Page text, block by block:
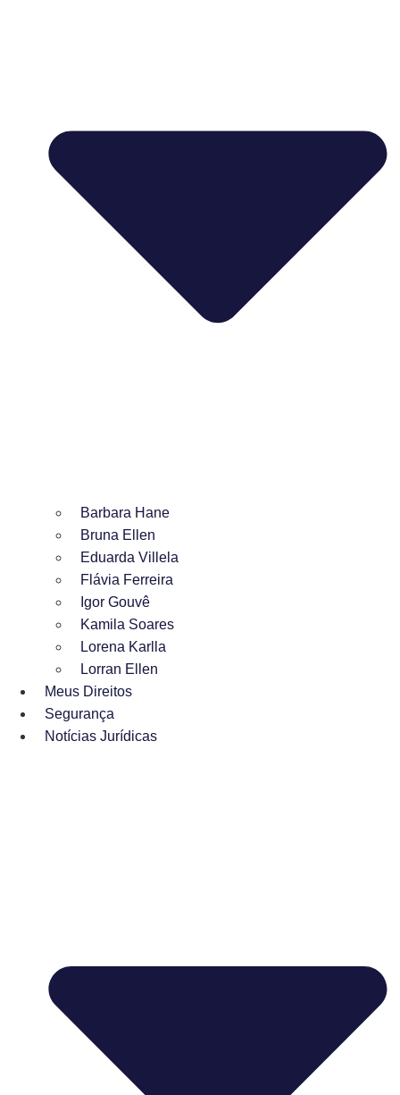
Barbara Hane
Bruna Ellen
Eduarda Villela
Flávia Ferreira
Igor Gouvê
Kamila Soares
Lorena Karlla
Lorran Ellen
Meus Direitos
Segurança
Notícias Jurídicas